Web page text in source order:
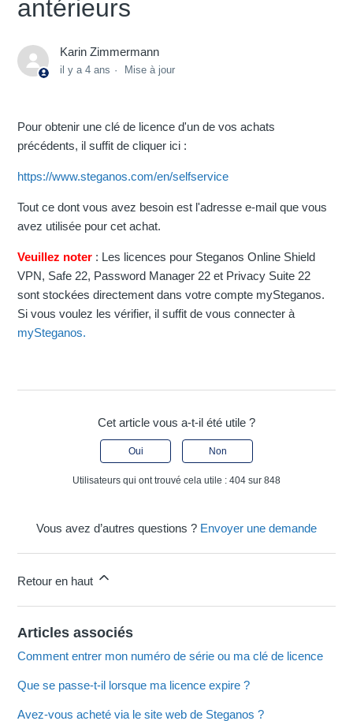
antérieurs
Karin Zimmermann
il y a 4 ans Mise à jour
Pour obtenir une clé de licence d'un de vos achats
précédents, il suffit de cliquer ici :
https://www.steganos.com/en/selfservice
Tout ce dont vous avez besoin est l'adresse e-mail que vous
avez utilisée pour cet achat.
Veuillez noter : Les licences pour Steganos Online Shield
VPN, Safe 22, Password Manager 22 et Privacy Suite 22
sont stockées directement dans votre compte mySteganos.
Si vous voulez les vérifier, il suffit de vous connecter à
mySteganos.
Cet article vous a-t-il été utile ?
Oui Non
Utilisateurs qui ont trouvé cela utile : 404 sur 848
Vous avez d’autres questions ? Envoyer une demande
Retour en haut
Articles associés
Comment entrer mon numéro de série ou ma clé de licence
Que se passe-t-il lorsque ma licence expire ?
Avez-vous acheté via le site web de Steganos ?